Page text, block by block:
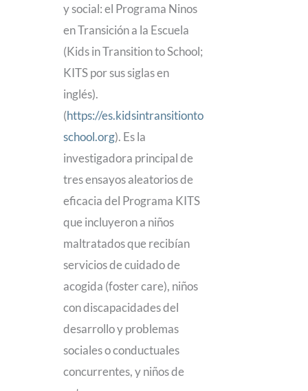
y social: el Programa Ninos
en Transición a la Escuela
(Kids in Transition to School;
KITS por sus siglas en
inglés).
(https://es.kidsintransitionto
school.org). Es la
investigadora principal de
tres ensayos aleatorios de
eficacia del Programa KITS
que incluyeron a niños
maltratados que recibían
servicios de cuidado de
acogida (foster care), niños
con discapacidades del
desarrollo y problemas
sociales o conductuales
concurrentes, y niños de